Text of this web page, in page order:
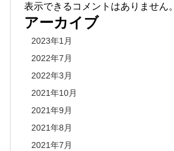
表示できるコメントはありません。
アーカイブ
2023年1月
2022年7月
2022年3月
2021年10月
2021年9月
2021年8月
2021年7月